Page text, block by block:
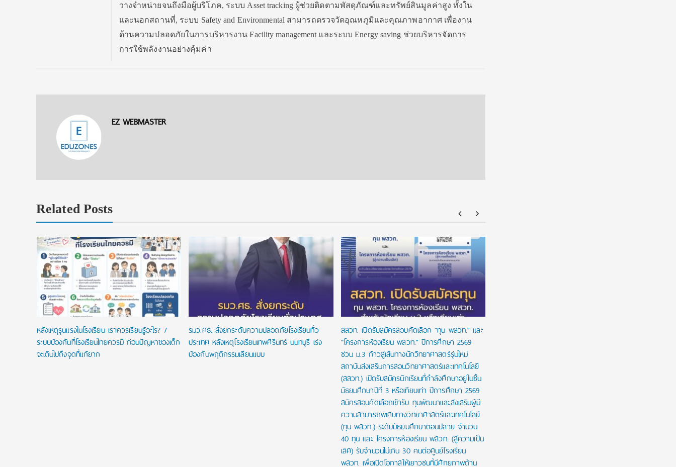
วางจำหน่ายจนถึงมือผู้บริโภค, ระบบ Asset tracking ผู้ช่วยติดตามพัสดุภัณฑ์และทรัพย์สินมูลค่าสูง ทั้งใน
และนอกสถานที่, ระบบ Safety and Environmental สามารถตรวจวัดอุณหภูมิและคุณภาพอากาศ เพื่องาน
ด้านความปลอดภัยในการบริหารงาน Facility management และระบบ Energy saving ช่วยบริหารจัดการ
การใช้พลังงานอย่างคุ้มค่า
EZ WEBMASTER
Related Posts
หลังเหตุรุนแรงในโรงเรียน เราควรเรียนรู้อะไร? 7
ระบบป้องกันที่โรงเรียนไทยควรมี ก่อนปัญหาของเด็ก
จะเดินไปถึงจุดที่แก้ยาก
รมว.ศธ. สั่งยกระดับความปลอดภัยโรงเรียนทั่ว
ประเทศ หลังเหตุโรงเรียนเทพศิรินทร์ นนทบุรี เร่ง
ป้องกันพฤติกรรมเลียนแบบ
สสวท. เปิดรับสมัครสอบคัดเลือก “ทุน พสวท.” และ
“โครงการห้องเรียน พสวท.” ปีการศึกษา 2569
ชวน ม.3 ก้าวสู่เส้นทางนักวิทยาศาสตร์รุ่นใหม่
สถาบันส่งเสริมการสอนวิทยาศาสตร์และเทคโนโลยี
(สสวท.) เปิดรับสมัครนักเรียนที่กำลังศึกษาอยู่ในชั้น
มัธยมศึกษาปีที่ 3 หรือเทียบเท่า ปีการศึกษา 2569
สมัครสอบคัดเลือกเข้ารับ ทุนพัฒนาและส่งเสริมผู้มี
ความสามารถพิเศษทางวิทยาศาสตร์และเทคโนโลยี
(ทุน พสวท.) ระดับมัธยมศึกษาตอนปลาย จำนวน
40 ทุน และ โครงการห้องเรียน พสวท. (สู่ความเป็น
เลิศ) รับจำนวนไม่เกิน 30 คนต่อศูนย์โรงเรียน
พสวท. เพื่อเปิดโอกาสให้เยาวชนที่มีศักยภาพด้าน